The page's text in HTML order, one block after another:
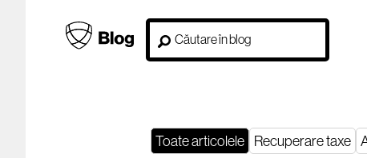
Toate articolele Recuperare taxe